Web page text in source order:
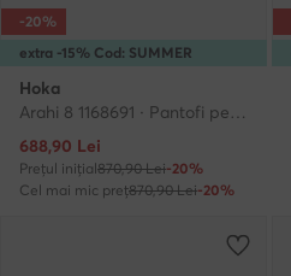
extra -15% Cod: SUMMER
-20%
Hoka
Arahi 8 1168691 · Pantofi pentru alergare
Prețul actual
688,90 Lei
Prețul inițial870,90 Lei-20%
Cel mai mic preț870,90 Lei-20%